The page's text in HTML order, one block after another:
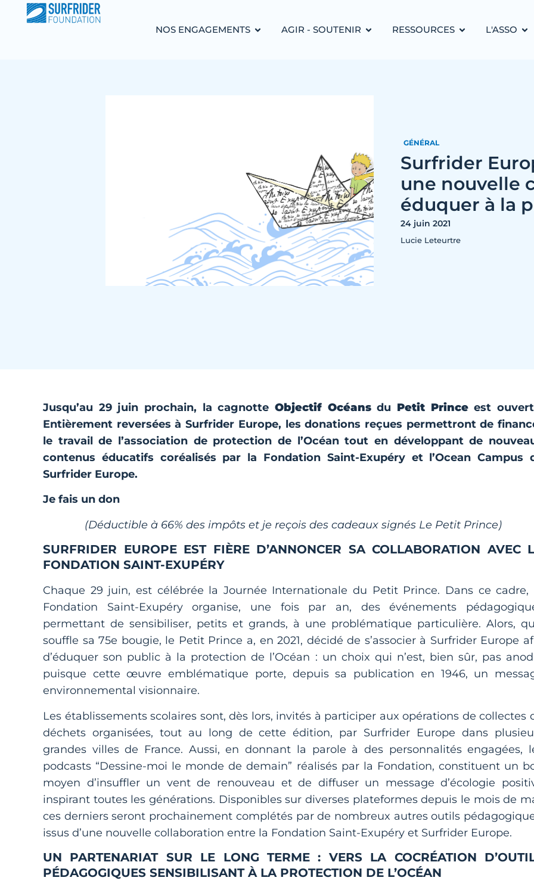
NOS ENGAGEMENTS AGIR - SOUTENIR RESSOURCES L'ASSO
GÉNÉRAL
Surfrider
une nouvelle
éduquer à la
24 juin 2021
Lucie Leteurtre
Jusqu’au 29 juin prochain, la cagnotte Objectif Océansdu Petit Princeest
Entièrement reversées à Surfrider Europe, les donations reçues permettront de
le travail de l’association de protection de l’Océan tout en développant de
contenus éducatifs coréalisés par la Fondation Saint-Exupéryet l’Ocean Campus
Surfrider Europe.
Je fais un don
(Déductible à 66% des impôts et je reçois des cadeaux signés Le Petit Prince)
SURFRIDER EUROPE EST FIÈRE D’ANNONCER SA COLLABORATION AVEC
FONDATION SAINT-EXUPÉRY
Chaque 29 juin, est célébrée la Journée Internationale du Petit Prince. Dans ce cadre,
Fondation Saint-Exupéry organise, une fois par an, des événements
permettant de sensibiliser, petits et grands, à une problématique particulière. Alors,
souffle sa 75e bougie, le Petit Prince a, en 2021, décidé de s’associer à Surfrider Europe
d’éduquer son public à la protection de l’Océan : un choix qui n’est, bien sûr, pas
puisque cette œuvre emblématique porte, depuis sa publication en 1946, un
environnemental visionnaire.
Les établissements scolaires sont, dès lors, invités à participer aux opérations de collectes
déchets organisées, tout au long de cette édition, par Surfrider Europe dans
grandes villes de France. Aussi, en donnant la parole à des personnalités engagées,
podcasts “Dessine-moi le monde de demain” réalisés par la Fondation, constituent un
moyen d’insuffler un vent de renouveau et de diffuser un message d’écologie
inspirant toutes les générations. Disponibles sur diverses plateformes depuis le mois de
ces derniers seront prochainement complétés par de nombreux autres outils
issus d’une nouvelle collaboration entre la Fondation Saint-Exupéry et Surfrider Europe.
UN PARTENARIAT SUR LE LONG TERME : VERS LA COCRÉATION
PÉDAGOGIQUES SENSIBILISANT À LA PROTECTION DE L’OCÉAN